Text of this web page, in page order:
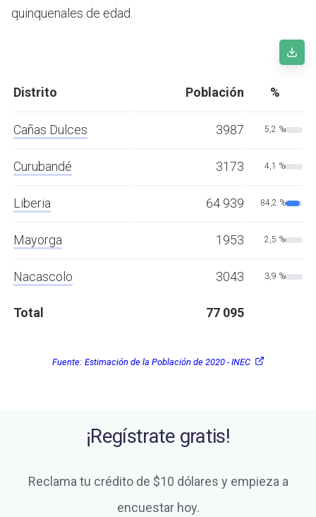
quinquenales de edad.
Distrito Población %
Cañas Dulces 3987 5,2 %
Curubandé 3173 4,1 %
Liberia 64 939 84,2 %
Mayorga 1953 2,5 %
Nacascolo 3043 3,9 %
Total 77 095
Fuente: Estimación de la Población de 2020 - INEC
¡Regístrate gratis!
Reclama tu crédito de $10 dólares y empieza a
encuestar hoy.